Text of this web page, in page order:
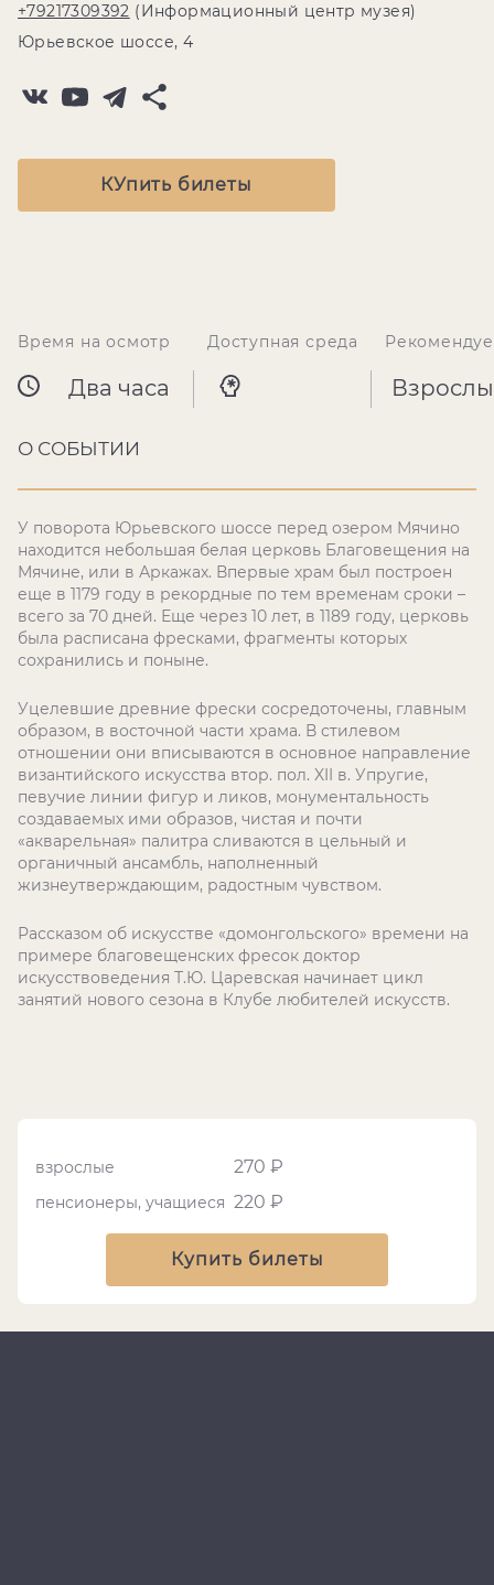
+79217309392 (Информационный центр музея)
Юрьевское шоссе, 4
КУпить билеты
Время на осмотр
Два часа
Доступная среда
О СОБЫТИИ
У поворота Юрьевского шоссе перед озером Мячино
находится небольшая белая церковь Благовещения на
Мячине, или в Аркажах. Впервые храм был построен
еще в 1179 году в рекордные по тем временам сроки –
всего за 70 дней. Еще через 10 лет, в 1189 году, церковь
была расписана фресками, фрагменты которых
сохранились и поныне.
Уцелевшие древние фрески сосредоточены, главным
образом, в восточной части храма. В стилевом
отношении они вписываются в основное направление
византийского искусства втор. пол. XII в. Упругие,
певучие линии фигур и ликов, монументальность
создаваемых ими образов, чистая и почти
«акварельная» палитра сливаются в цельный и
органичный ансамбль, наполненный
жизнеутверждающим, радостным чувством.
Рассказом об искусстве «домонгольского» времени на
примере благовещенских фресок доктор
искусствоведения Т.Ю. Царевская начинает цикл
занятий нового сезона в Клубе любителей искусств.
взрослые 270 ₽
пенсионеры, учащиеся 220 ₽
Купить билеты